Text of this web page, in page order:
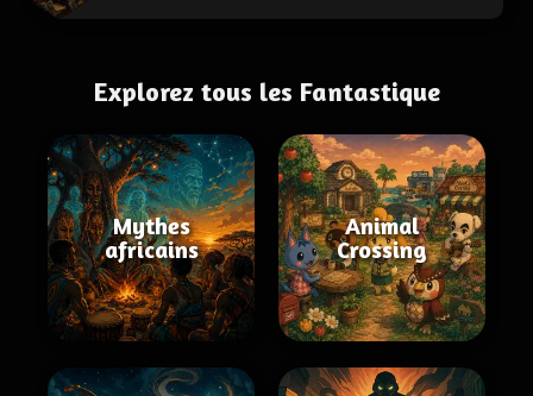
Explorez tous les Fantastique
Mythes
africains
Animal
Crossing